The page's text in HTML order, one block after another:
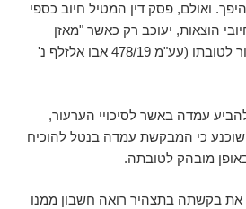
ואולם, פסק דין המטיל חיוב כספי
הוצאות, יעוכב רק כאשר "מאזן
הנוחות" נוטה באופן ברור לטובתו (עע"מ 478/19 אבו אלזלף נ'
להביע עמדה באשר לסיכויי הערעור,
כי המבקשת עמדה בנטל להוכיח
מובהק לטובתה.
בקשתה בתצהיר רואה חשבון ממנו